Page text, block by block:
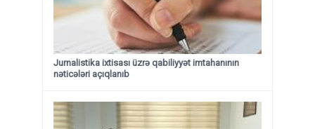
Jurnalistika ixtisası üzrə qabiliyyət imtahanının
nəticələri açıqlanıb